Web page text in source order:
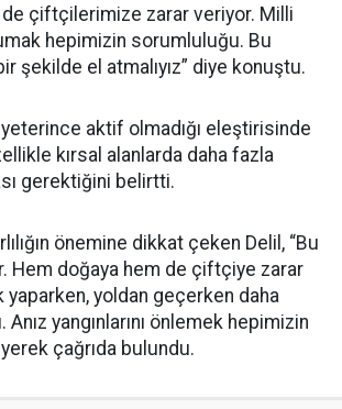
çiftçilerimize zarar veriyor. Milli
hepimizin sorumluluğu. Bu
şekilde el atmalıyız” diye konuştu.
yeterince aktif olmadığı eleştirisinde
kırsal alanlarda daha fazla
gerektiğini belirtti.
önemine dikkat çeken Delil, “Bu
Hem doğaya hem de çiftçiye zarar
yaparken, yoldan geçerken daha
yangınlarını önlemek hepimizin
çağrıda bulundu.